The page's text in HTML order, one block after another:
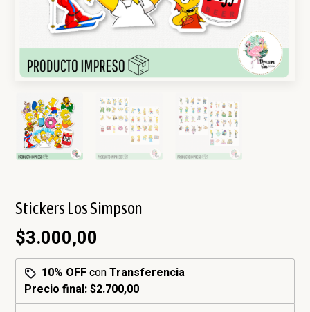
Stickers Los Simpson
$3.000,00
10% OFFconTransferencia
Precio final:$2.700,00